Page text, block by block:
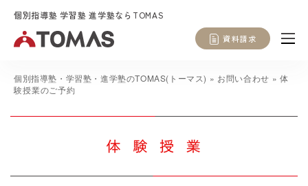
個別指導塾 学習塾 進学塾ならTOMAS
資料請求
個別指導塾・学習塾・進学塾のTOMAS(トーマス) » お問い合わせ »体
験授業のご予約